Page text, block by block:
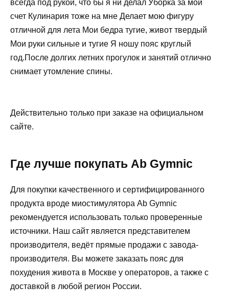
всегда под рукой, что бы я ни делал Уборка за мой
счет Кулинария тоже на мне Делает мою фигуру
отличной для лета Мои бедра тугие, живот твердый
Мои руки сильные и тугие Я ношу пояс круглый
год.После долгих летних прогулок и занятий отлично
снимает утомление спины.
Действительно только при заказе на официальном
сайте.
Где лучше покупать Ab Gymnic
Для покупки качественного и сертифицированного
продукта вроде миостимулятора Ab Gymnic
рекомендуется использовать только проверенные
источники. Наш сайт является представителем
производителя, ведёт прямые продажи с завода-
производителя. Вы можете заказать пояс для
похудения живота в Москве у операторов, а также с
доставкой в ​​любой регион России.